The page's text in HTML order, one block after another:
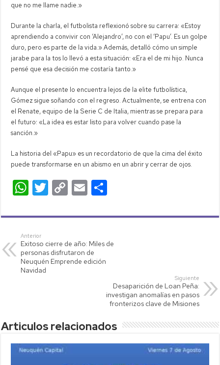
que no me llame nadie.»
Durante la charla, el futbolista reflexionó sobre su carrera: «Estoy
aprendiendo a convivir con ‘Alejandro’, no con el ‘Papu’. Es un golpe
duro, pero es parte de la vida.» Además, detalló cómo un simple
jarabe para la tos lo llevó a esta situación: «Era el de mi hijo. Nunca
pensé que esa decisión me costaría tanto.»
Aunque el presente lo encuentra lejos de la elite futbolística,
Gómez sigue soñando con el regreso. Actualmente, se entrena con
el Renate, equipo de la Serie C de Italia, mientras se prepara para
el futuro: «La idea es estar listo para volver cuando pase la
sanción.»
La historia del «Papu» es un recordatorio de que la cima del éxito
puede transformarse en un abismo en un abrir y cerrar de ojos.
W
at
s
A
p
T
tt
C
p
Li
nk
E
ail m
ar
Anterior
Exitoso cierre de año: Miles de
personas disfrutaron de
Neuquén Emprende edición
Navidad
Siguiente
Desaparición de Loan Peña:
investigan anomalías en pasos
fronterizos clave de Misiones
Articulos relacionados